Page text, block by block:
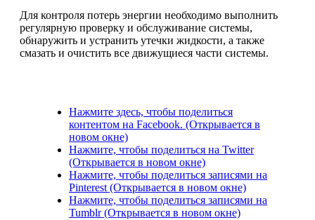
Для контроля потерь энергии необходимо выполнить
регулярную проверку и обслуживание системы,
обнаружить и устранить утечки жидкости, а также
смазать и очистить все движущиеся части системы.
Нажмите здесь, чтобы поделиться
контентом на Facebook. (Открывается в
новом окне)
Нажмите, чтобы поделиться на Twitter
(Открывается в новом окне)
Нажмите, чтобы поделиться записями на
Pinterest (Открывается в новом окне)
Нажмите, чтобы поделиться записями на
Tumblr (Открывается в новом окне)